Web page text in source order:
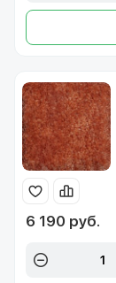
6 190 руб.